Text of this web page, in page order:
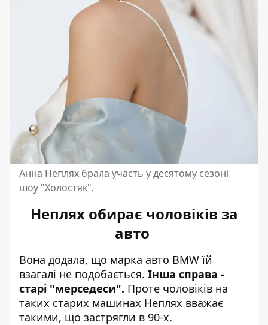
Анна Неплях брала участь у десятому сезоні
шоу "Холостяк".
Неплях обирає чоловіків за
авто
Вона додала, що марка авто BMW їй
взагалі не подобається. Інша справа -
старі "мерседеси". Проте чоловіків на
таких старих машинах Неплях вважає
такими, що застрягли в 90-х.